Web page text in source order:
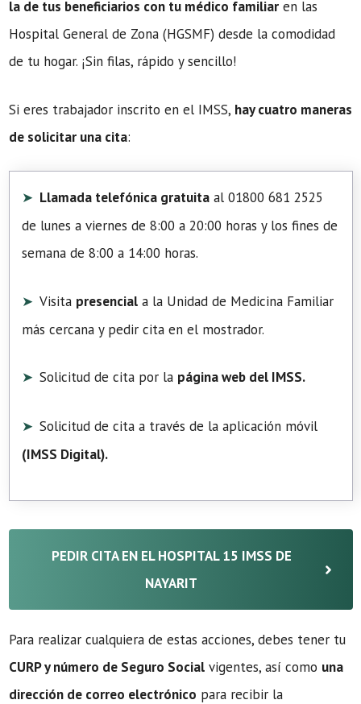
la de tus beneficiarios con tu médico familiar en las
Hospital General de Zona (HGSMF) desde la comodidad
de tu hogar. ¡Sin filas, rápido y sencillo!
Si eres trabajador inscrito en el IMSS, hay cuatro maneras
de solicitar una cita:
Llamada telefónica gratuita al 01800 681 2525
de lunes a viernes de 8:00 a 20:00 horas y los fines de
semana de 8:00 a 14:00 horas.
Visita presencial a la Unidad de Medicina Familiar
más cercana y pedir cita en el mostrador.
Solicitud de cita por la página web del IMSS.
Solicitud de cita a través de la aplicación móvil
(IMSS Digital).
PEDIR CITA EN EL HOSPITAL 15 IMSS DE
NAYARIT
Para realizar cualquiera de estas acciones, debes tener tu
CURP y número de Seguro Social vigentes, así como una
dirección de correo electrónico para recibir la